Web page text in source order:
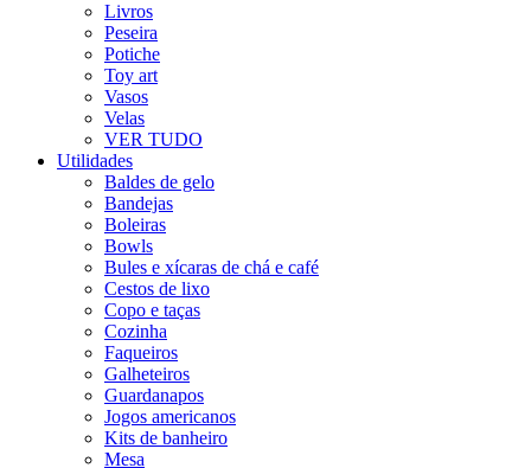
Livros
Peseira
Potiche
Toy art
Vasos
Velas
VER TUDO
Utilidades
Baldes de gelo
Bandejas
Boleiras
Bowls
Bules e xícaras de chá e café
Cestos de lixo
Copo e taças
Cozinha
Faqueiros
Galheteiros
Guardanapos
Jogos americanos
Kits de banheiro
Mesa